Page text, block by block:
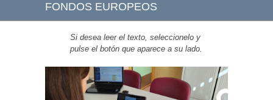
FONDOS EUROPEOS
Si desea leer el texto, seleccionelo y
pulse el botón que aparece a su lado.